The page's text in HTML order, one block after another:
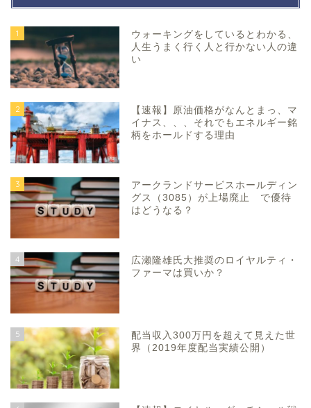
1
ウォーキングをしているとわかる、
人生うまく行く人と行かない人の違
い
2
【速報】原油価格がなんとまっ、マ
イナス、、、それでもエネルギー銘
柄をホールドする理由
3
アークランドサービスホールディン
グス（3085）が上場廃止 で優待
はどうなる？
4
広瀬隆雄氏大推奨のロイヤルティ・
ファーマは買いか？
5
配当収入300万円を超えて見えた世
界（2019年度配当実績公開）